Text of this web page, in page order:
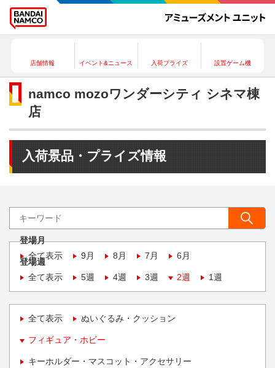
店舗情報 イベント&ニュース 入荷プライズ 設置ゲーム機
namco mozoワンダーシティ シネマ棟
店
入荷景品・プライズ情報
登場月
全て表示
9月 8月 7月 6月
登場週
全て表示
5週 4週 3週 2週 1週
全て表示 ぬいぐるみ・クッション
フィギュア・ホビー
キーホルダー・マスコット・アクセサリー